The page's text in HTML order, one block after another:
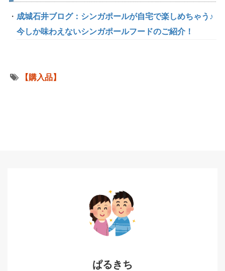
成城石井ブログ：シンガポールが自宅で楽しめちゃう♪
今しか味わえないシンガポールフードのご紹介！
【購入品】
ぱるきち